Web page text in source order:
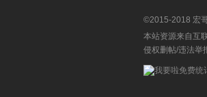
©2015-2018 宏
本站资源来自互
侵权删帖/违法举